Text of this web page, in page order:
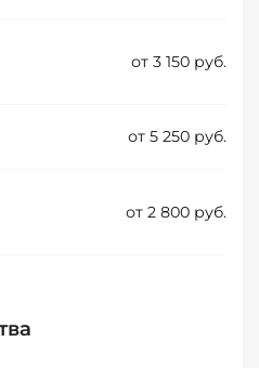
от 3 150 руб.
от 5 250 руб.
от 2 800 руб.